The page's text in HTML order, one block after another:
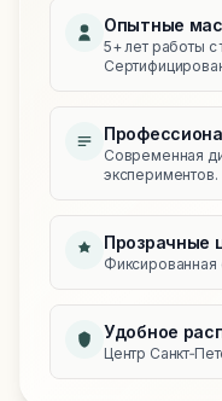
Опытные
5+ лет работы с
Современная
экспериментов.
Прозрачные
Фиксированная
Удобное
Центр